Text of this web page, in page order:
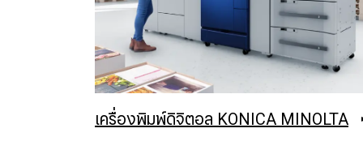
เครื่องพิมพ์ดิจิตอล KONICA MINOLTA